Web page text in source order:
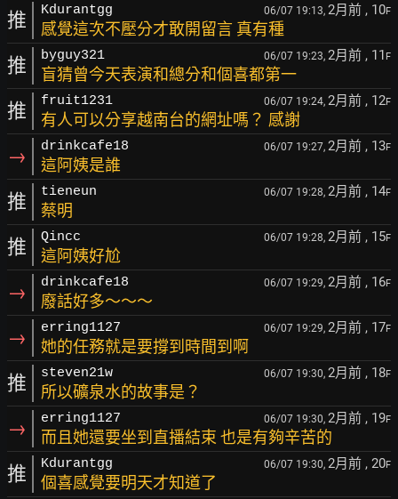
推 Kdurantgg 06/07 19:13, 2月前 , 10F
感覺這次不壓分才敢開留言 真有種
推 byguy321 06/07 19:23, 2月前 , 11 F
盲猜曾今天表演和總分和個喜都第一
推 fruit1231 06/07 19:24, 2月前 , 12F
有人可以分享越南台的網址嗎？ 感謝
→ drinkcafe18 06/07 19:27, 2月前 , 13F
這阿姨是誰
推 tieneun 06/07 19:28, 2月前 , 14F
蔡明
推 Qincc 06/07 19:28, 2月前 , 15F
這阿姨好尬
→ drinkcafe18 06/07 19:29, 2月前 , 16F
廢話好多～～～
→ erring1127 06/07 19:29, 2月前 , 17F
她的任務就是要撐到時間到啊
推 steven21w 06/07 19:30, 2月前 , 18F
所以礦泉水的故事是？
→ erring1127 06/07 19:30, 2月前 , 19F
而且她還要坐到直播結束 也是有夠辛苦的
推 Kdurantgg 06/07 19:30, 2月前 , 20F
個喜感覺要明天才知道了